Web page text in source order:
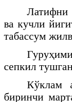
Латифни
ва кучли
табассум
сепкил
Кўклам
биринчи